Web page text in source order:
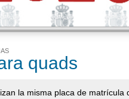
quads
la misma placa de